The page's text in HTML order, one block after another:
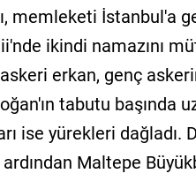
memleketi İstanbul'a
ikindi namazını
erkan, genç
tabutu başında
ise yürekleri dağladı.
ardından Maltepe